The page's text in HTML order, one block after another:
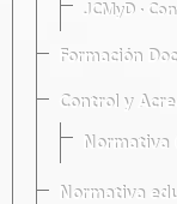
JCMyD ·
Formación
Control y
Normativa
Normativa